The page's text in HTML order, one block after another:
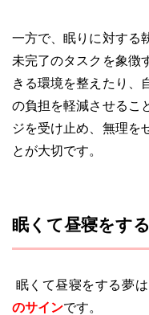
一方で、眠りに対する
未完了のタスクを象徴
きる環境を整えたり、
の負担を軽減させるこ
ジを受け止め、無理を
とが大切です。
眠くて昼寝をす
眠くて昼寝をする夢は
のサインです。